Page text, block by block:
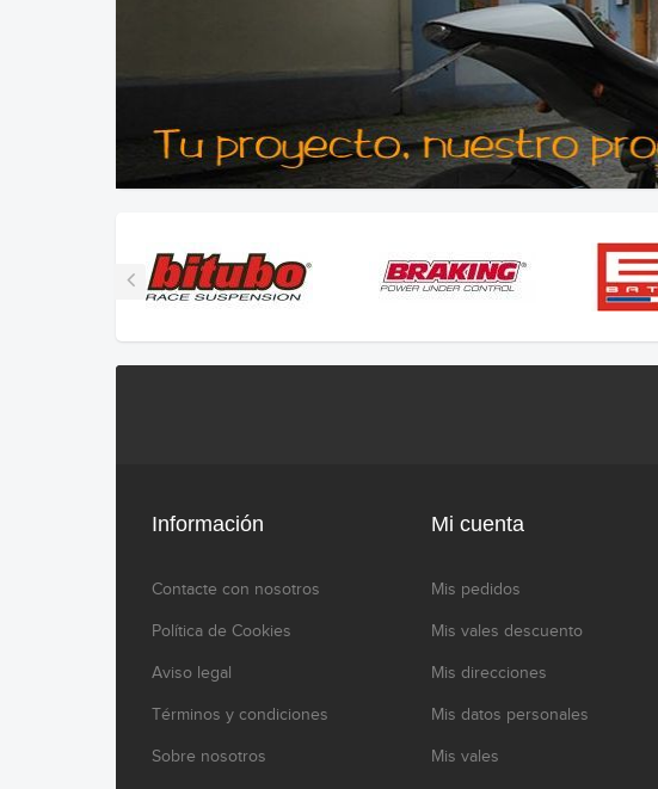
Información
Contacte con nosotros
Política de Cookies
Aviso legal
Términos y condiciones
Sobre nosotros
Mi cuenta
Mis pedidos
Mis vales descuento
Mis direcciones
Mis datos personales
Mis vales